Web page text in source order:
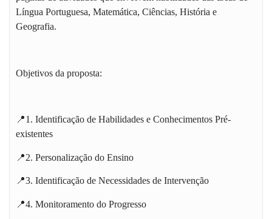
Língua Portuguesa, Matemática, Ciências, História e
Geografia.
Objetivos da proposta:
📍1. Identificação de Habilidades e Conhecimentos Pré-
existentes
📍2. Personalização do Ensino
📍3. Identificação de Necessidades de Intervenção
📍4. Monitoramento do Progresso